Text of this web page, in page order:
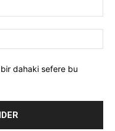
dahaki sefere bu